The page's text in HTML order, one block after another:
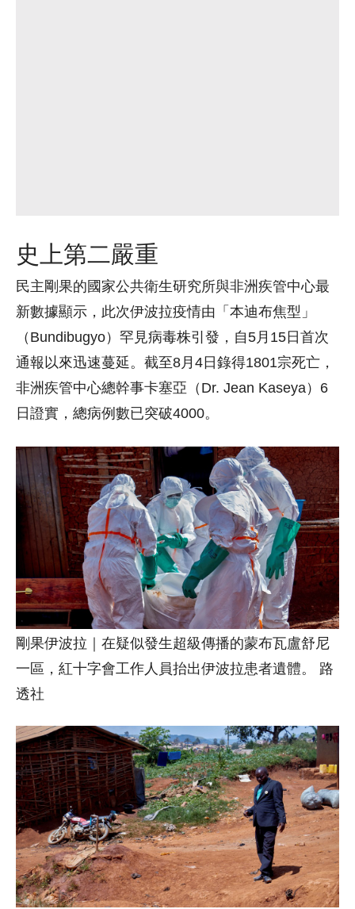
史上第二嚴重
民主剛果的國家公共衛生研究所與非洲疾管中心最
新數據顯示，此次伊波拉疫情由「本迪布焦型」
（Bundibugyo）罕見病毒株引發，自5月15日首次
通報以來迅速蔓延。截至8月4日錄得1801宗死亡，
非洲疾管中心總幹事卡塞亞（Dr. Jean Kaseya）6
日證實，總病例數已突破4000。
剛果伊波拉｜在疑似發生超級傳播的蒙布瓦盧舒尼
一區，紅十字會工作人員抬出伊波拉患者遺體。 路
透社